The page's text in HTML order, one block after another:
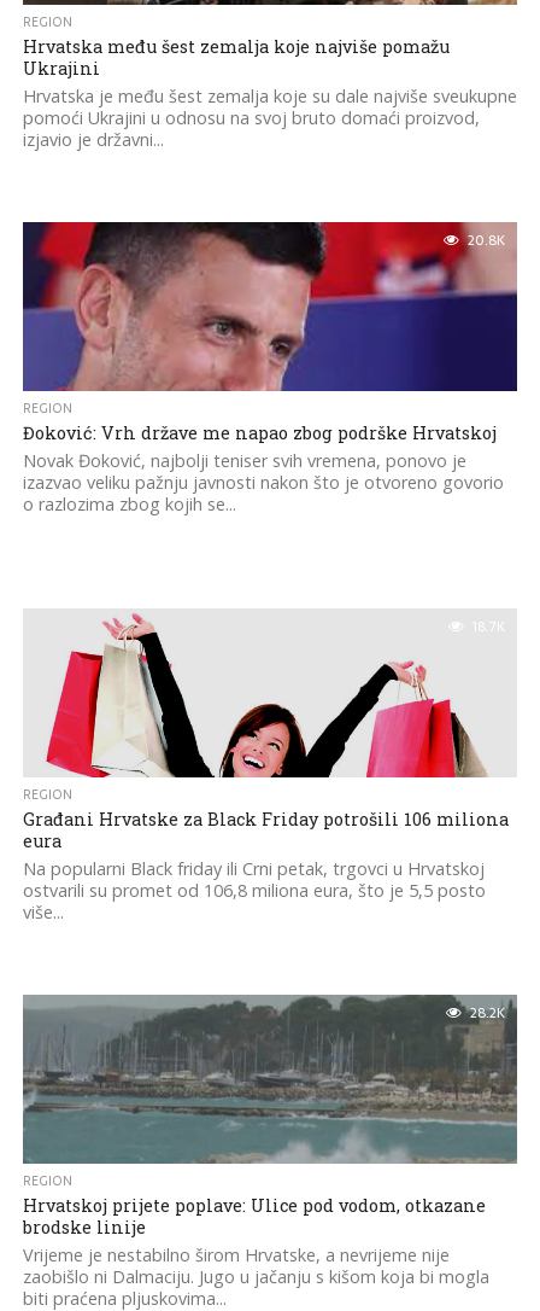
REGION
Hrvatska među šest zemalja koje najviše pomažu
Ukrajini
Hrvatska je među šest zemalja koje su dale najviše sveukupne
pomoći Ukrajini u odnosu na svoj bruto domaći proizvod,
izjavio je državni...
20.8K
REGION
Đoković: Vrh države me napao zbog podrške Hrvatskoj
Novak Đoković, najbolji teniser svih vremena, ponovo je
izazvao veliku pažnju javnosti nakon što je otvoreno govorio
o razlozima zbog kojih se...
18.7K
REGION
Građani Hrvatske za Black Friday potrošili 106 miliona
eura
Na popularni Black friday ili Crni petak, trgovci u Hrvatskoj
ostvarili su promet od 106,8 miliona eura, što je 5,5 posto
više...
28.2K
REGION
Hrvatskoj prijete poplave: Ulice pod vodom, otkazane
brodske linije
Vrijeme je nestabilno širom Hrvatske, a nevrijeme nije
zaobišlo ni Dalmaciju. Jugo u jačanju s kišom koja bi mogla
biti praćena pljuskovima...